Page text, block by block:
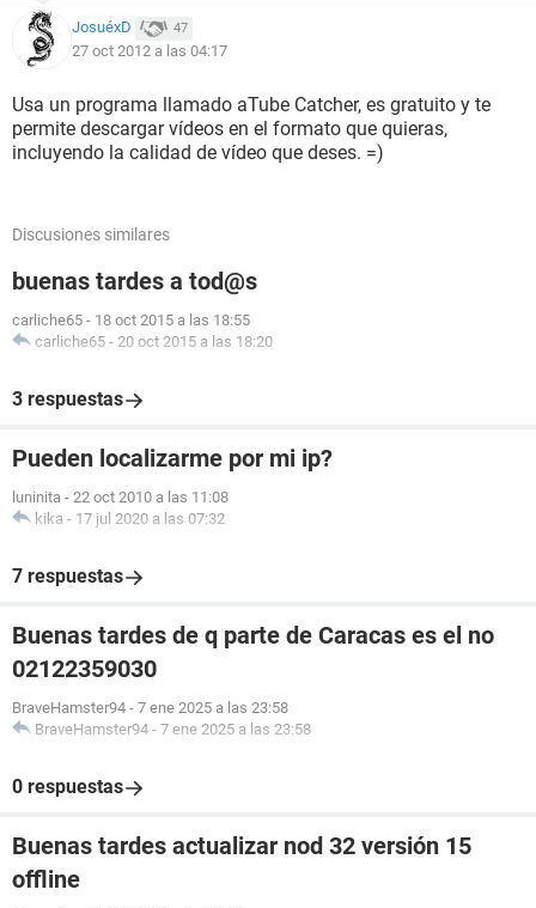
JosuéxD 47
27 oct 2012 a las 04:17
Usa un programa llamado aTube Catcher, es gratuito y te
permite descargar vídeos en el formato que quieras,
incluyendo la calidad de vídeo que deses. =)
Discusiones similares
buenas tardes a tod@s
carliche65 - 18 oct 2015 a las 18:55
carliche65 - 20 oct 2015 a las 18:20
3 respuestas
Pueden localizarme por mi ip?
luninita - 22 oct 2010 a las 11:08
kika - 17 jul 2020 a las 07:32
7 respuestas
Buenas tardes de q parte de Caracas es el no
02122359030
BraveHamster94 - 7 ene 2025 a las 23:58
BraveHamster94 - 7 ene 2025 a las 23:58
0 respuestas
Buenas tardes actualizar nod 32 versión 15
offline